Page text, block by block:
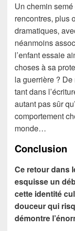
Un chemin
rencontres, plus
dramatiques,
néanmoins
l’enfant essaie
choses à sa
la guerrière ?
tant dans
autant pas sûr
comportement
monde…
Conclusion
Ce retour dans
esquisse un
cette identité
douceur qui
démontre